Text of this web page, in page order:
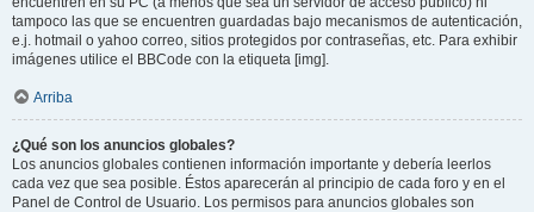
tampoco las que se encuentren guardadas bajo mecanismos de autenticación,
e.j. hotmail o yahoo correo, sitios protegidos por contraseñas, etc. Para exhibir
imágenes utilice el BBCode con la etiqueta [img].
Arriba
¿Qué son los anuncios globales?
Los anuncios globales contienen información importante y debería leerlos
cada vez que sea posible. Éstos aparecerán al principio de cada foro y en el
Panel de Control de Usuario. Los permisos para anuncios globales son